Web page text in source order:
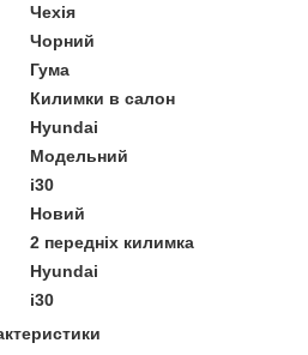
Чехія
Чорний
Гума
Килимки в салон
Hyundai
Модельний
i30
Новий
2 передніх килимка
Hyundai
i30